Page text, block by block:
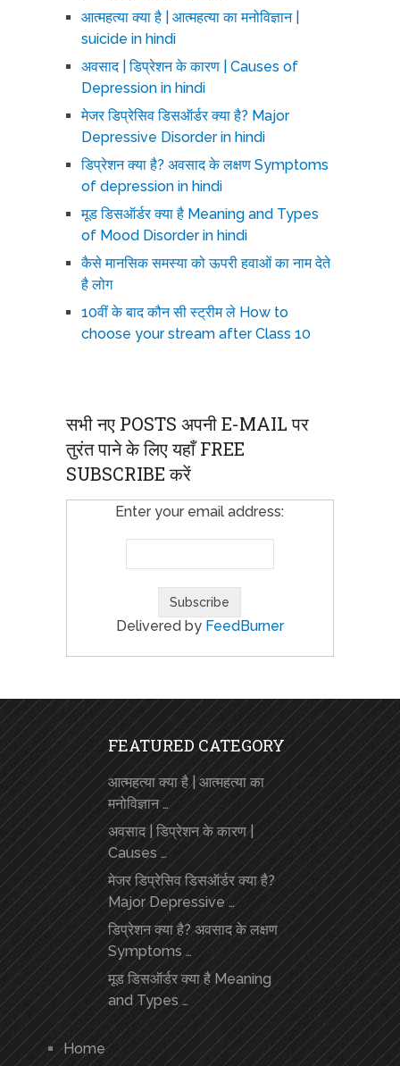
आत्महत्या क्या है | आत्महत्या का मनोविज्ञान |
suicide in hindi
अवसाद | डिप्रेशन के कारण | Causes of
Depression in hindi
मेजर डिप्रेसिव डिसऑर्डर क्या है? Major
Depressive Disorder in hindi
डिप्रेशन क्या है? अवसाद के लक्षण Symptoms
of depression in hindi
मूड डिसऑर्डर क्या है Meaning and Types
of Mood Disorder in hindi
कैसे मानसिक समस्या को ऊपरी हवाओं का नाम देते
है लोग
10वीं के बाद कौन सी स्ट्रीम ले How to
choose your stream after Class 10
सभी नए POSTS अपनी E-MAIL पर
तुरंत पाने के लिए यहाँ FREE
SUBSCRIBE करें
Enter your email address:
Delivered by FeedBurner
FEATURED CATEGORY
आत्महत्या क्या है | आत्महत्या का
मनोविज्ञान …
अवसाद | डिप्रेशन के कारण |
Causes …
मेजर डिप्रेसिव डिसऑर्डर क्या है?
Major Depressive …
डिप्रेशन क्या है? अवसाद के लक्षण
Symptoms …
मूड डिसऑर्डर क्या है Meaning
and Types …
Home